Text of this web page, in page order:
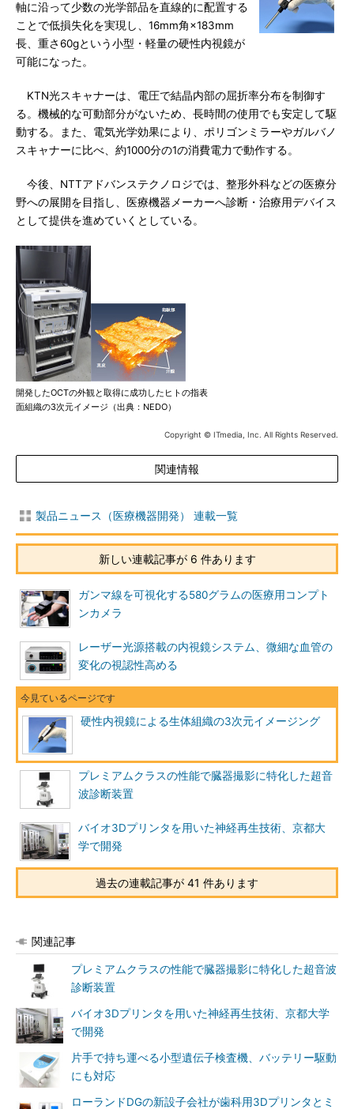
軸に沿って少数の光学部品を直線的に配置する
ことで低損失化を実現し、16mm角×183mm
長、重さ60gという小型・軽量の硬性内視鏡が
可能になった。
KTN光スキャナーは、電圧で結晶内部の屈折率分布を制御す
る。機械的な可動部分がないため、長時間の使用でも安定して駆
動する。また、電気光学効果により、ポリゴンミラーやガルバノ
スキャナーに比べ、約1000分の1の消費電力で動作する。
今後、NTTアドバンステクノロジでは、整形外科などの医療分
野への展開を目指し、医療機器メーカーへ診断・治療用デバイス
として提供を進めていくとしている。
開発したOCTの外観と取得に成功したヒトの指表
面組織の3次元イメージ（出典：NEDO）
Copyright © ITmedia, Inc. All Rights Reserved.
関連情報
製品ニュース（医療機器開発） 連載一覧
新しい連載記事が 6 件あります
ガンマ線を可視化する580グラムの医療用コンプト
ンカメラ
レーザー光源搭載の内視鏡システム、微細な血管の
変化の視認性高める
硬性内視鏡による生体組織の3次元イメージング
プレミアムクラスの性能で臓器撮影に特化した超音
波診断装置
バイオ3Dプリンタを用いた神経再生技術、京都大
学で開発
過去の連載記事が 41 件あります
関連記事
プレミアムクラスの性能で臓器撮影に特化した超音波
診断装置
バイオ3Dプリンタを用いた神経再生技術、京都大学
で開発
片手で持ち運べる小型遺伝子検査機、バッテリー駆動
にも対応
ローランドDGの新設子会社が歯科用3Dプリンタとミ